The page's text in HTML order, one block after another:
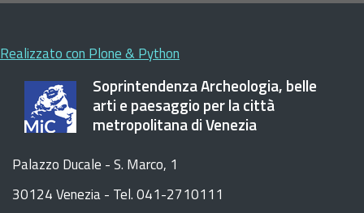
Realizzato con Plone & Python
Soprintendenza Archeologia, belle
arti e paesaggio per la città
metropolitana di Venezia
Palazzo Ducale - S. Marco, 1
30124 Venezia - Tel. 041-2710111